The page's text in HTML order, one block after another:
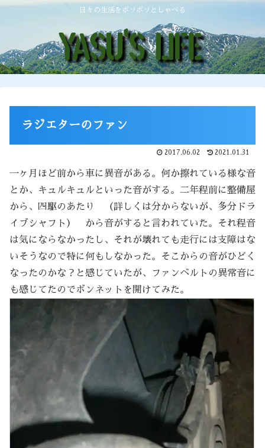
日々の生活をボソボソとしゃべる
ラジエターのファン
2017.06.02 2021.01.31
一ヶ月ほど前から車に異音がある。何か擦れている様な音
とか、キュルキュルといった音がする。二年程前に整備屋
から、四駆のあたり （詳しくは分からないが、多分ドラ
イブシャフト） から音がすると言われていた。それ程音
は気にならなかったし、それが壊れても走行には支障はな
いそうなので特に何もしなかった。そこからの音がひどく
なったのかな？と感じていたが、ファンベルトの異常音に
も感じてたのでボンネットを開けてみた。